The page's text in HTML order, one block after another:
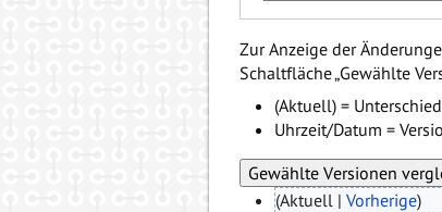
Zur Anzeige der
Schaltfläche „Gewählte
(Aktuell) =
Uhrzeit/Datum =
(Aktuell | Vorherige)